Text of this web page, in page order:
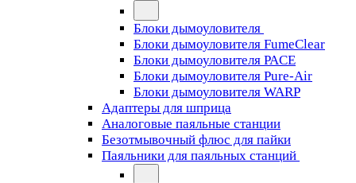
Блоки дымоуловителя
Блоки дымоуловителя FumeClear
Блоки дымоуловителя PACE
Блоки дымоуловителя Pure-Air
Блоки дымоуловителя WARP
Адаптеры для шприца
Аналоговые паяльные станции
Безотмывочный флюс для пайки
Паяльники для паяльных станций